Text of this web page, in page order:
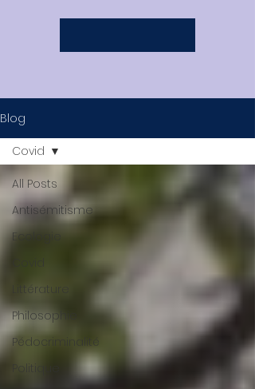
Blog
All Posts
Antisémitisme
Ecologie
Littérature
Philosophie
Pédocriminalité
Politique
Covid